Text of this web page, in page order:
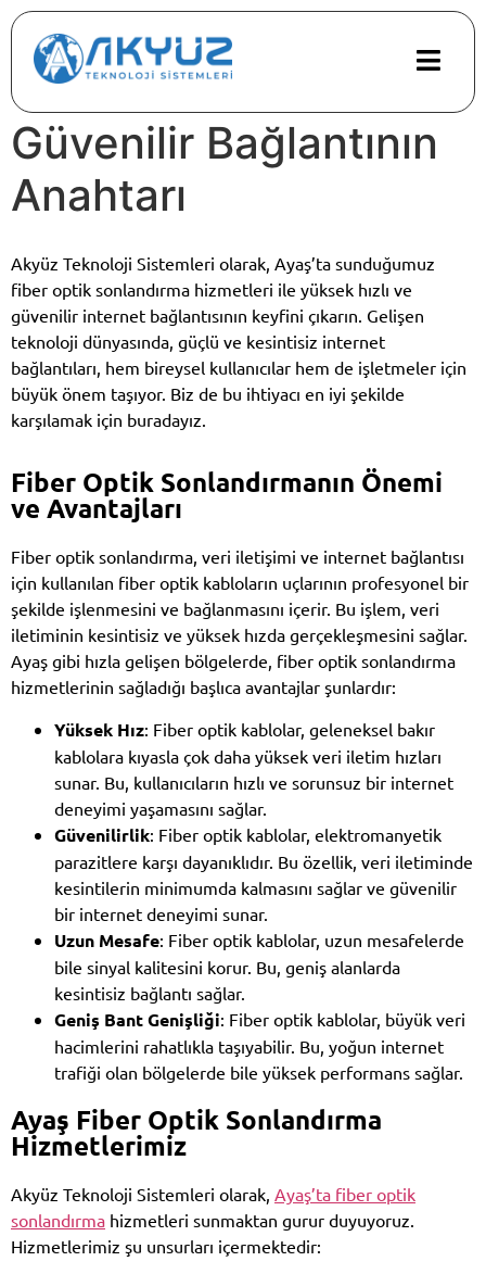
Ayaş Fiber Optik
Sonlandırma: Hızlı ve
Güvenilir Bağlantının
Anahtarı
Akyüz Teknoloji Sistemleri olarak, Ayaş’ta sunduğumuz
fiber optik sonlandırma hizmetleri ile yüksek hızlı ve
güvenilir internet bağlantısının keyfini çıkarın. Gelişen
teknoloji dünyasında, güçlü ve kesintisiz internet
bağlantıları, hem bireysel kullanıcılar hem de işletmeler için
büyük önem taşıyor. Biz de bu ihtiyacı en iyi şekilde
karşılamak için buradayız.
Fiber Optik Sonlandırmanın Önemi
ve Avantajları
Fiber optik sonlandırma, veri iletişimi ve internet bağlantısı
için kullanılan fiber optik kabloların uçlarının profesyonel bir
şekilde işlenmesini ve bağlanmasını içerir. Bu işlem, veri
iletiminin kesintisiz ve yüksek hızda gerçekleşmesini sağlar.
Ayaş gibi hızla gelişen bölgelerde, fiber optik sonlandırma
hizmetlerinin sağladığı başlıca avantajlar şunlardır:
Yüksek Hız: Fiber optik kablolar, geleneksel bakır
kablolara kıyasla çok daha yüksek veri iletim hızları
sunar. Bu, kullanıcıların hızlı ve sorunsuz bir internet
deneyimi yaşamasını sağlar.
Güvenilirlik: Fiber optik kablolar, elektromanyetik
parazitlere karşı dayanıklıdır. Bu özellik, veri iletiminde
kesintilerin minimumda kalmasını sağlar ve güvenilir
bir internet deneyimi sunar.
Uzun Mesafe: Fiber optik kablolar, uzun mesafelerde
bile sinyal kalitesini korur. Bu, geniş alanlarda
kesintisiz bağlantı sağlar.
Geniş Bant Genişliği: Fiber optik kablolar, büyük veri
hacimlerini rahatlıkla taşıyabilir. Bu, yoğun internet
trafiği olan bölgelerde bile yüksek performans sağlar.
Ayaş Fiber Optik Sonlandırma
Hizmetlerimiz
Akyüz Teknoloji Sistemleri olarak, Ayaş’ta fiber optik
sonlandırma hizmetleri sunmaktan gurur duyuyoruz.
Hizmetlerimiz şu unsurları içermektedir: